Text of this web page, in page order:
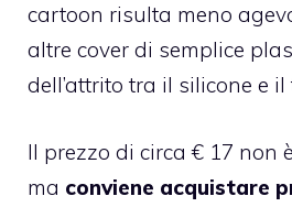
cartoon risulta meno
altre cover di semplice
dell’attrito tra il silicone e il
Il prezzo di circa € 17 non
ma conviene acquistare